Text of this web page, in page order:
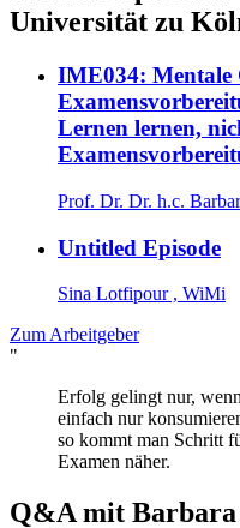
Universität zu
IME034: Mentale
Lernen lernen,
Prof. Dr. Dr. h.c.
Untitled Episode
Sina Lotfipour , WiMi
Zum Arbeitgeber
"
Erfolg gelingt nur,
einfach nur
so kommt man Schritt
Examen näher.
Q&A mit